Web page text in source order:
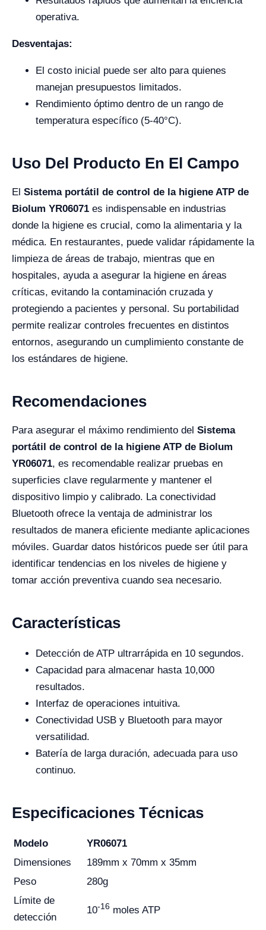
operativa.
Desventajas:
El costo inicial puede ser alto para quienes
manejan presupuestos limitados.
Rendimiento óptimo dentro de un rango de
temperatura específico (5-40°C).
Uso Del Producto En El Campo
El Sistema portátil de control de la higiene ATP de
Biolum YR06071 es indispensable en industrias
donde la higiene es crucial, como la alimentaria y la
médica. En restaurantes, puede validar rápidamente la
limpieza de áreas de trabajo, mientras que en
hospitales, ayuda a asegurar la higiene en áreas
críticas, evitando la contaminación cruzada y
protegiendo a pacientes y personal. Su portabilidad
permite realizar controles frecuentes en distintos
entornos, asegurando un cumplimiento constante de
los estándares de higiene.
Recomendaciones
Para asegurar el máximo rendimiento del Sistema
portátil de control de la higiene ATP de Biolum
YR06071, es recomendable realizar pruebas en
superficies clave regularmente y mantener el
dispositivo limpio y calibrado. La conectividad
Bluetooth ofrece la ventaja de administrar los
resultados de manera eficiente mediante aplicaciones
móviles. Guardar datos históricos puede ser útil para
identificar tendencias en los niveles de higiene y
tomar acción preventiva cuando sea necesario.
Características
Detección de ATP ultrarrápida en 10 segundos.
Capacidad para almacenar hasta 10,000
resultados.
Interfaz de operaciones intuitiva.
Conectividad USB y Bluetooth para mayor
versatilidad.
Batería de larga duración, adecuada para uso
continuo.
Especificaciones Técnicas
Modelo
YR06071
Dimensiones
189mm x 70mm x 35mm
Peso
280g
Límite de
detección
10-16 moles ATP